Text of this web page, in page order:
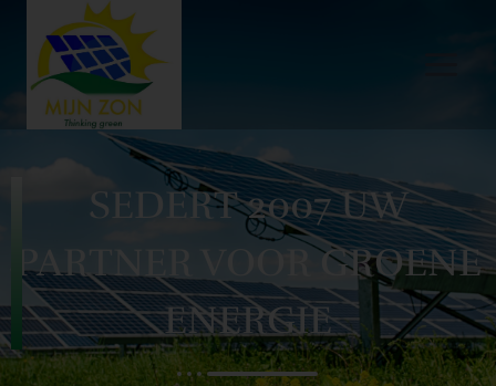
SEDERT 2007 UW
PARTNER VOOR GROENE
ENERGIE